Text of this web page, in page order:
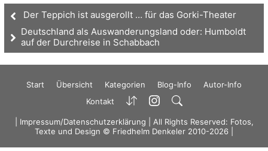
Der Teppich ist ausgerollt … für das Gorki-Theater
Deutschland als Auswanderungsland oder: Humboldt
auf der Durchreise in Schabbach
Start Übersicht Kategorien Blog-Info
Autor-Info
Kontakt
Impressum/Datenschutzerklärung | All Rights Reserved: Fotos,
Texte und Design © Friedhelm Denkeler 2010-2026 |